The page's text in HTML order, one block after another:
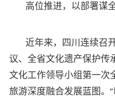
高位推进，以部署谋全
近年来，四川连续召
议、全省文化遗产保护传
文化工作领导小组第一次
旅游深度融合发展蓝图。“